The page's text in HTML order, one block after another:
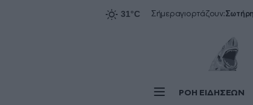
Σήμεραγιορτάζουν:
ΡΟΗ ΕΙΔΗΣΕΩΝ